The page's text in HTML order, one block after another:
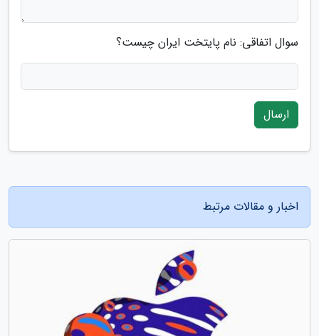
سوال اتفاقی: نام پایتخت ایران چیست؟
ارسال
اخبار و مقالات مرتبط